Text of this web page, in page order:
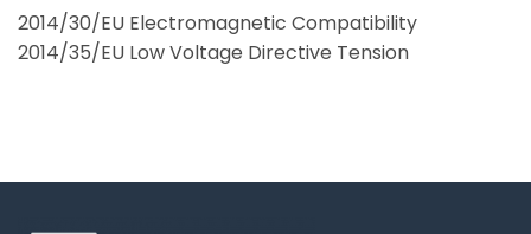
2014/30/EU Electromagnetic Compatibility
2014/35/EU Low Voltage Directive Tension